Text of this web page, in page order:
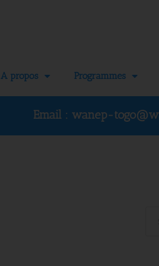
A propos Programmes
Email : wanep-